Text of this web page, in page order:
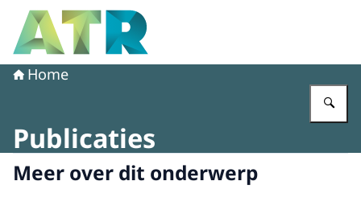
Naar de homepage van Adviescollege toetsing regeldruk
Home
Publicaties
Meer over dit onderwerp